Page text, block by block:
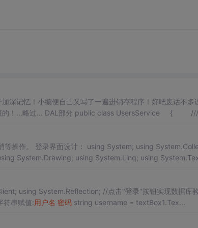
深记忆！小编便自己又写了一遍进销存程序！好吧废话不多
... DAL部分 public class UsersService { ///
设计： using System; using System.Collectio
System.Drawing; using System.Linq; using
button1_Click(object sender, EventArgs e) { //字符串赋值:用户名 密码 string username = textBox1.Tex...